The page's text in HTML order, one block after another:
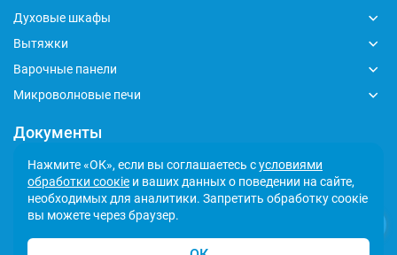
Духовые шкафы
Вытяжки
Варочные панели
Микроволновые печи
Документы
Глобальный кодекс делового поведения
Политика обработки персональных данных
Сообщить о несоответствии
Нажмите «ОК», если вы соглашаетесь сусловиями
обработки соокіе и ваших данных о поведении на сайте,
необходимых для аналитики. Запретить обработку соокіе
вы можете через браузер.